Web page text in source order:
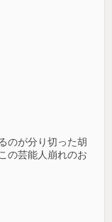
のが分り切った胡
の芸能人崩れのお